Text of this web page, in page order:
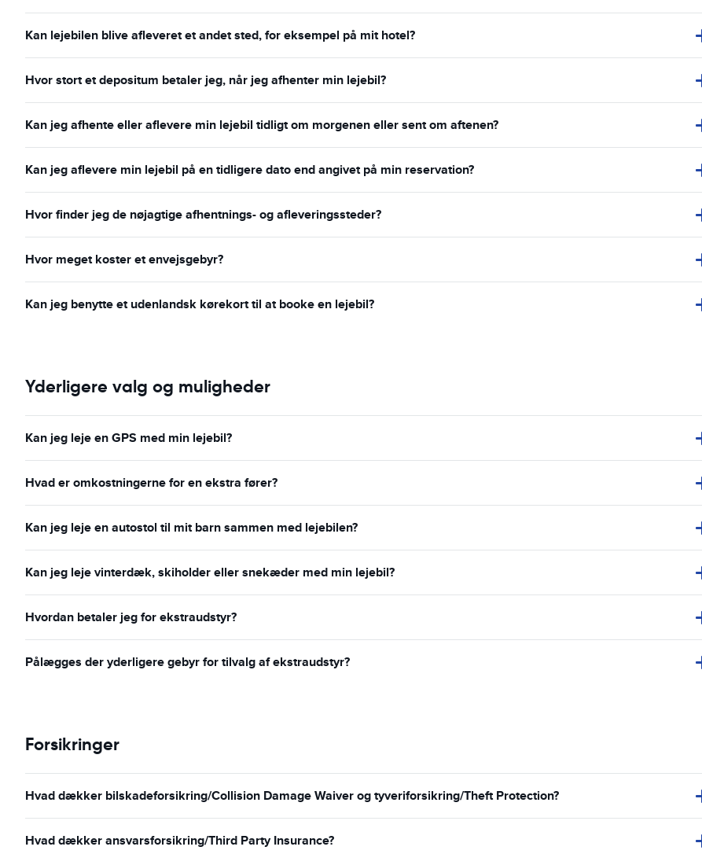
Kan lejebilen blive afleveret et andet sted, for eksempel på mit hotel?
Hvor stort et depositum betaler jeg, når jeg afhenter min lejebil?
Kan jeg afhente eller aflevere min lejebil tidligt om morgenen eller sent om aftenen?
Kan jeg aflevere min lejebil på en tidligere dato end angivet på min reservation?
Hvor finder jeg de nøjagtige afhentnings- og afleveringssteder?
Hvor meget koster et envejsgebyr?
Kan jeg benytte et udenlandsk kørekort til at booke en lejebil?
Yderligere valg og muligheder
Kan jeg leje en GPS med min lejebil?
Hvad er omkostningerne for en ekstra fører?
Kan jeg leje en autostol til mit barn sammen med lejebilen?
Kan jeg leje vinterdæk, skiholder eller snekæder med min lejebil?
Hvordan betaler jeg for ekstraudstyr?
Pålægges der yderligere gebyr for tilvalg af ekstraudstyr?
Forsikringer
Hvad dækker bilskadeforsikring/Collision Damage Waiver og tyveriforsikring/Theft Protection?
Hvad dækker ansvarsforsikring/Third Party Insurance?